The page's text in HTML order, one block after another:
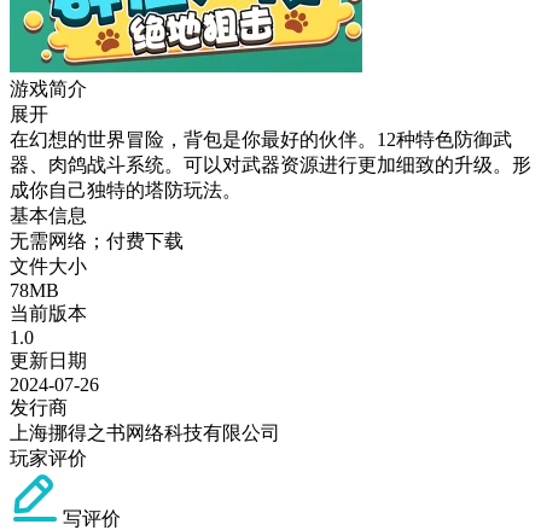
游戏简介
展开
在幻想的世界冒险，背包是你最好的伙伴。12种特色防御武
器、肉鸽战斗系统。可以对武器资源进行更加细致的升级。形
成你自己独特的塔防玩法。
基本信息
无需网络；付费下载
文件大小
78MB
当前版本
1.0
更新日期
2024-07-26
发行商
上海挪得之书网络科技有限公司
玩家评价
写评价